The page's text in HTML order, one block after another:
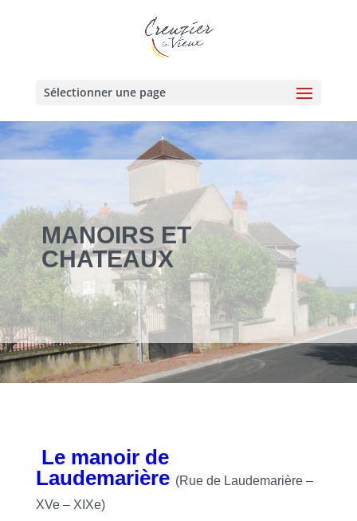
Sélectionner une page
MANOIRS ET
CHATEAUX
Le manoir de
Laudemarière (Rue de Laudemarière –
XVe – XIXe)